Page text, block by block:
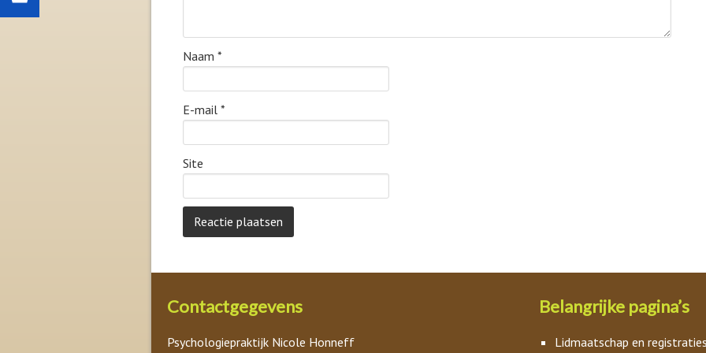
Naam *
E-mail *
Site
Contactgegevens
Psychologiepraktijk Nicole Honneff
Belangrijke pagina’s
Lidmaatschap en